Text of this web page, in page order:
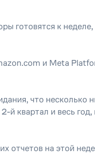
готовятся к
и Meta
что несколько
квартал и весь
на этой